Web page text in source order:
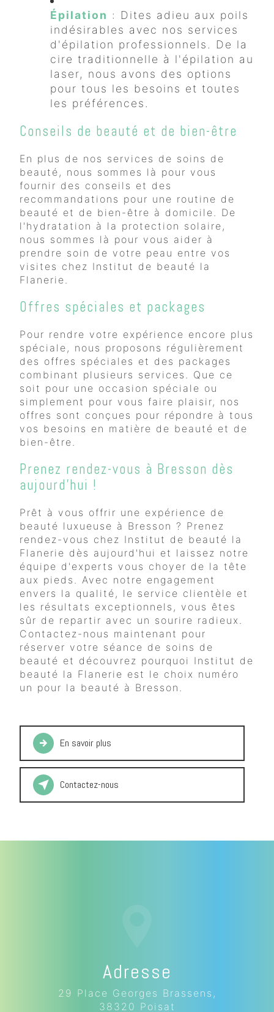
Épilation : Dites adieu aux poils
indésirables avec nos services
d'épilation professionnels. De la
cire traditionnelle à l'épilation au
laser, nous avons des options
pour tous les besoins et toutes
les préférences.
Conseils de beauté et de bien-être
En plus de nos services de soins de
beauté, nous sommes là pour vous
fournir des conseils et des
recommandations pour une routine de
beauté et de bien-être à domicile. De
l'hydratation à la protection solaire,
nous sommes là pour vous aider à
prendre soin de votre peau entre vos
visites chez Institut de beauté la
Flanerie.
Offres spéciales et packages
Pour rendre votre expérience encore plus
spéciale, nous proposons régulièrement
des offres spéciales et des packages
combinant plusieurs services. Que ce
soit pour une occasion spéciale ou
simplement pour vous faire plaisir, nos
offres sont conçues pour répondre à tous
vos besoins en matière de beauté et de
bien-être.
Prenez rendez-vous à Bresson dès
aujourd'hui !
Prêt à vous offrir une expérience de
beauté luxueuse à Bresson ? Prenez
rendez-vous chez Institut de beauté la
Flanerie dès aujourd'hui et laissez notre
équipe d'experts vous choyer de la tête
aux pieds. Avec notre engagement
envers la qualité, le service clientèle et
les résultats exceptionnels, vous êtes
sûr de repartir avec un sourire radieux.
Contactez-nous maintenant pour
réserver votre séance de soins de
beauté et découvrez pourquoi Institut de
beauté la Flanerie est le choix numéro
un pour la beauté à Bresson.
En savoir plus
Contactez-nous
Adresse
29 Place Georges Brassens,
38320 Poisat